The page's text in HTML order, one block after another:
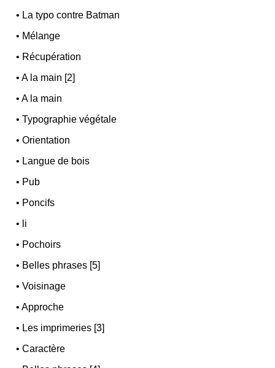
• La typo contre Batman
• Mélange
• Récupération
•A la main [2]
•A la main
•Typographie végétale
•Orientation
• Langue de bois
• Pub
• Poncifs
• li
• Pochoirs
• Belles phrases [5]
•Voisinage
•Approche
• Les imprimeries [3]
•Caractère